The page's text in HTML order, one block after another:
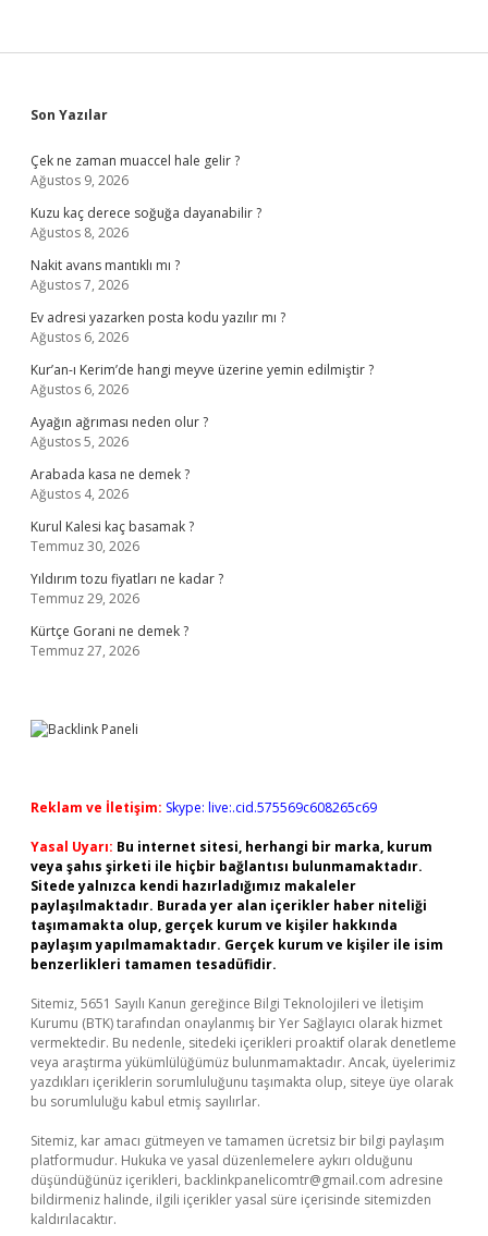
Sidebar
Son Yazılar
Çek ne zaman muaccel hale gelir ?
Ağustos 9, 2026
Kuzu kaç derece soğuğa dayanabilir ?
Ağustos 8, 2026
Nakit avans mantıklı mı ?
Ağustos 7, 2026
Ev adresi yazarken posta kodu yazılır mı ?
Ağustos 6, 2026
Kur’an-ı Kerim’de hangi meyve üzerine yemin edilmiştir ?
Ağustos 6, 2026
Ayağın ağrıması neden olur ?
Ağustos 5, 2026
Arabada kasa ne demek ?
Ağustos 4, 2026
Kurul Kalesi kaç basamak ?
Temmuz 30, 2026
Yıldırım tozu fiyatları ne kadar ?
Temmuz 29, 2026
Kürtçe Gorani ne demek ?
Temmuz 27, 2026
Reklam ve İletişim: Skype: live:.cid.575569c608265c69
Yasal Uyarı: Bu internet sitesi, herhangi bir marka, kurum
veya şahıs şirketi ile hiçbir bağlantısı bulunmamaktadır.
Sitede yalnızca kendi hazırladığımız makaleler
paylaşılmaktadır. Burada yer alan içerikler haber niteliği
taşımamakta olup, gerçek kurum ve kişiler hakkında
paylaşım yapılmamaktadır. Gerçek kurum ve kişiler ile isim
benzerlikleri tamamen tesadüfidir.
Sitemiz, 5651 Sayılı Kanun gereğince Bilgi Teknolojileri ve İletişim
Kurumu (BTK) tarafından onaylanmış bir Yer Sağlayıcı olarak hizmet
vermektedir. Bu nedenle, sitedeki içerikleri proaktif olarak denetleme
veya araştırma yükümlülüğümüz bulunmamaktadır. Ancak, üyelerimiz
yazdıkları içeriklerin sorumluluğunu taşımakta olup, siteye üye olarak
bu sorumluluğu kabul etmiş sayılırlar.
Sitemiz, kar amacı gütmeyen ve tamamen ücretsiz bir bilgi paylaşım
platformudur. Hukuka ve yasal düzenlemelere aykırı olduğunu
düşündüğünüz içerikleri, backlinkpanelicomtr@gmail.com adresine
bildirmeniz halinde, ilgili içerikler yasal süre içerisinde sitemizden
kaldırılacaktır.